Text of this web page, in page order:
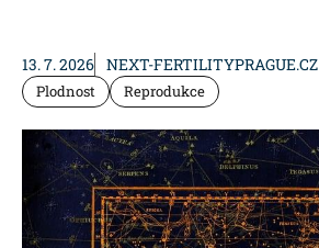
13. 7. 2026 NEXT-FERTILITYPRAGUE.CZ
Plodnost Reprodukce